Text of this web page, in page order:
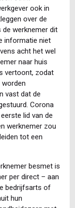
ook in
over de
de werknemer dit
informatie niet
acht het wel
naar huis
vertoont, zodat
worden
vast dat de
Corona
lid van de
werknemer zou
tot een
besmet is
per direct – aan
bedrijfsarts of
hun